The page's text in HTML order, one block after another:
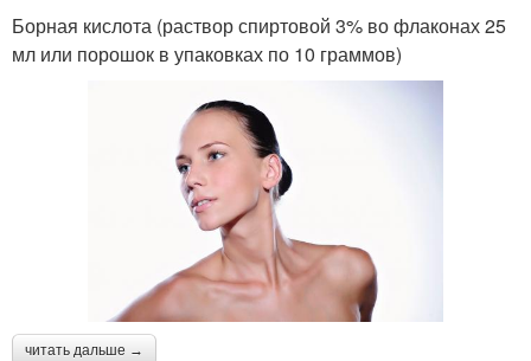
Борная кислота (раствор спиртовой 3% во флаконах 25
мл или порошок в упаковках по 10 граммов)
читать дальше →